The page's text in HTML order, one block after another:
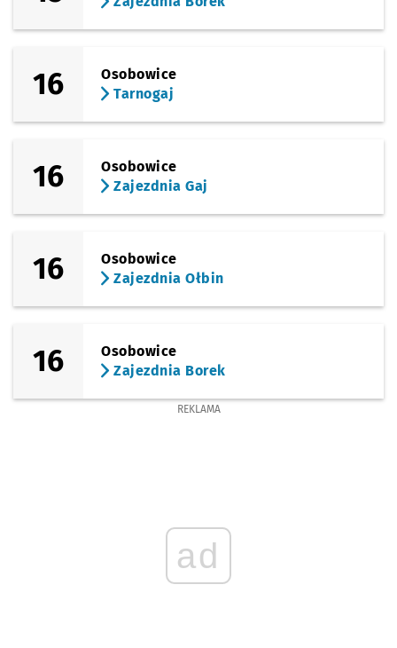
16
Osobowice
Tarnogaj
16
Osobowice
Zajezdnia Gaj
16
Osobowice
Zajezdnia Ołbin
16
Osobowice
Zajezdnia Borek
REKLAMA
ad